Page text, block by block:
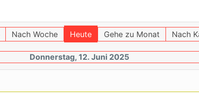
Nach Woche Heute Gehe zu Monat Nach
Donnerstag, 12. Juni 2025